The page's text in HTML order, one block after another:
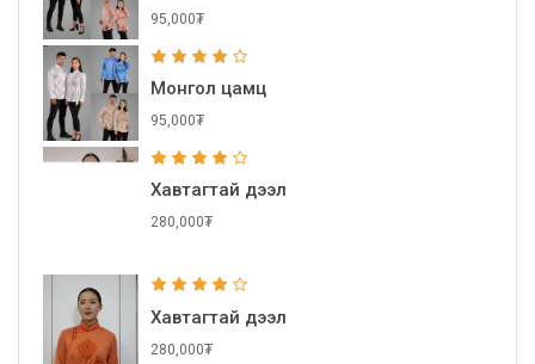
95,000₮
Монгол цамц
95,000₮
Хавтагтай дээл
280,000₮
Хавтагтай дээл
280,000₮